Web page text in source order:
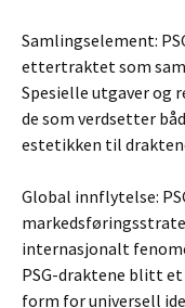
Samlingselement:
ettertraktet som
Spesielle utgaver
de som verdsetter
estetikken til
Global innflytelse:
internasjonalt
PSG-draktene blitt
form for universell